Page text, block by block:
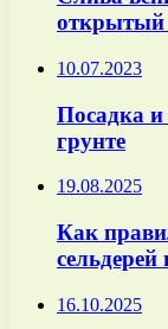
открытый
10.07.2023
Посадка и
грунте
19.08.2025
Как
16.10.2025